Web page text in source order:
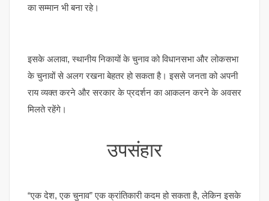
का सम्मान भी बना रहे।
इसके अलावा, स्थानीय निकायों के चुनाव को विधानसभा और लोकसभा
के चुनावों से अलग रखना बेहतर हो सकता है। इससे जनता को अपनी
राय व्यक्त करने और सरकार के प्रदर्शन का आकलन करने के अवसर
मिलते रहेंगे।
उपसंहार
“एक देश, एक चुनाव” एक क्रांतिकारी कदम हो सकता है, लेकिन इसके